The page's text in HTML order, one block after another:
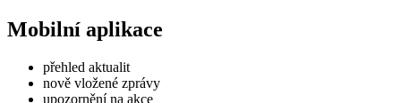
Mobilní aplikace
přehled aktualit
nově vložené zprávy
upozornění na akce